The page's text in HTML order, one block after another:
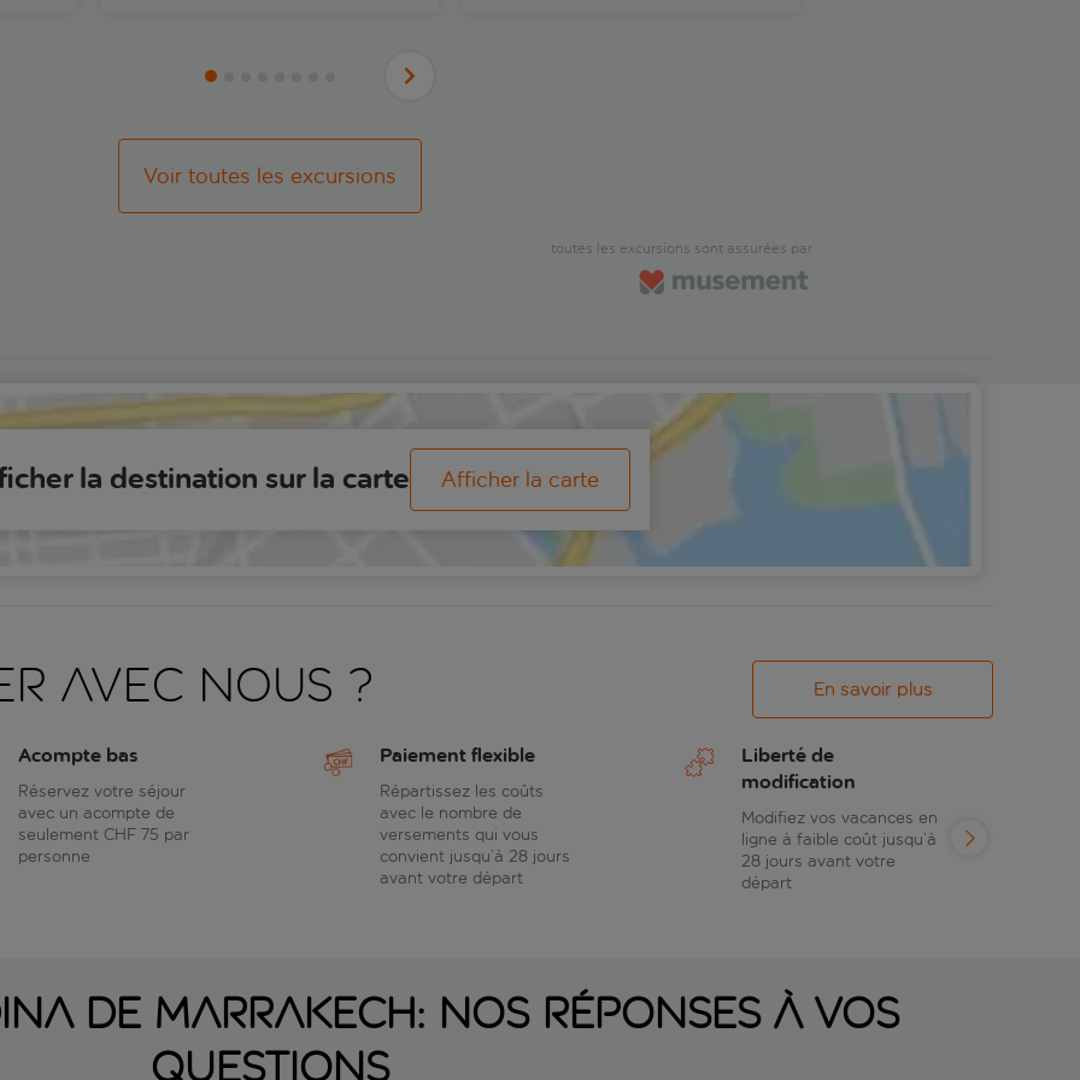
Voir toutes les excursions
toutes les excursions sont assurées par
la destination sur la carte Afficher la carte
avec nous ? En savoir plus
Acompte bas
Réservez votre séjour
avec un acompte de
seulement CHF 75 par
personne
Paiement flexible
Répartissez les coûts
avec le nombre de
versements qui vous
convient jusqu’à 28 jours
avant votre départ
Liberté de
modification
Modifiez vos vacances en
ligne à faible coût jusqu’à
28 jours avant votre
départ
de Marrakech: nos réponses à vos
questions